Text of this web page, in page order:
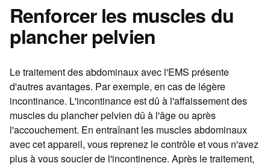
Renforcer les muscles du
plancher pelvien
Le traitement des abdominaux avec l'EMS présente
d'autres avantages. Par exemple, en cas de légère
incontinance. L'incontinance est dû à l'affaissement des
muscles du plancher pelvien dû à l'âge ou après
l'accouchement. En entraînant les muscles abdominaux
avec cet appareil, vous reprenez le contrôle et vous n'avez
plus à vous soucier de l'incontinence. Après le traitement,